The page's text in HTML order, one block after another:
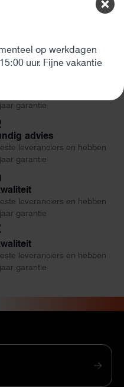
garantie
advies
leveranciers en hebben
garantie
leveranciers en hebben
garantie
leveranciers en hebben
garantie
op werkdagen
uur. Fijne vakantie